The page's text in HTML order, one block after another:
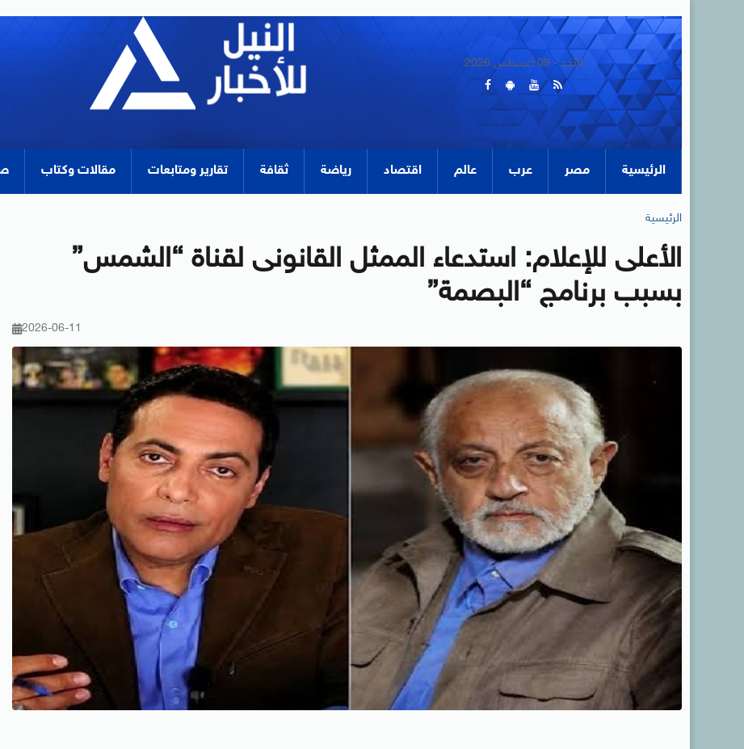
الأحد - 09 أغسطس 2026
الرئيسية مصر عرب عالم اقتصاد رياضة ثقافة تقارير ومتابعات مقالات وكتاب
الرئيسية
الأعلى للإعلام: استدعاء الممثل القانونى لقناة “الشمس”
بسبب برنامج “البصمة”
2026-06-11